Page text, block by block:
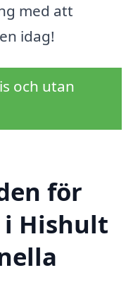
med att
idag!
och utan
för
Hishult